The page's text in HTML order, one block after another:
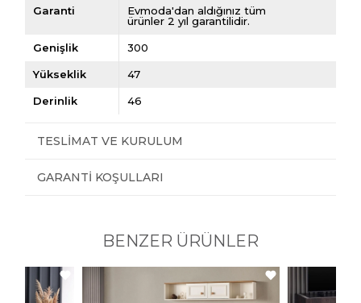
Garanti
Evmoda'dan aldığınız tüm
ürünler 2 yıl garantilidir.
Genişlik 300
Yükseklik 47
Derinlik 46
TESLIMAT VE KURULUM
GARANTI KOŞULLARI
BENZER ÜRÜNLER